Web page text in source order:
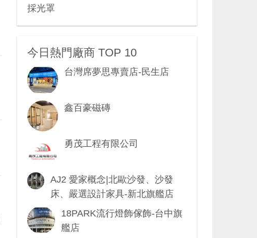
採光罩
今日熱門廠商 TOP 10
台灣席夢思專賣店-民生店
鑫百豪磁磚
勇茂工程有限公司
AJ2 愛家概念|北歐沙發、沙發
床、嚴選設計家具-新北旗艦店
18PARK流行燈飾傢飾-台中旗
艦店